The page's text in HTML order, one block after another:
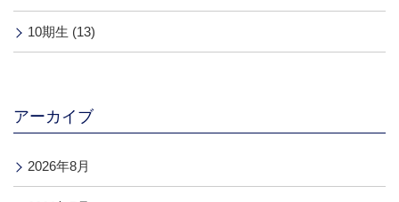
10期生 (13)
アーカイブ
2026年8月